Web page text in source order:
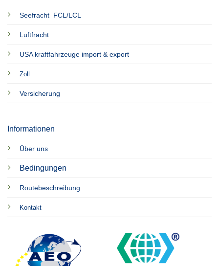
Seefracht FCL/LCL
Luftfracht
USA kraftfahrzeuge import & export
Zoll
Versicherung
Informationen
Über uns
Bedingungen
Routebeschreibung
Kontakt